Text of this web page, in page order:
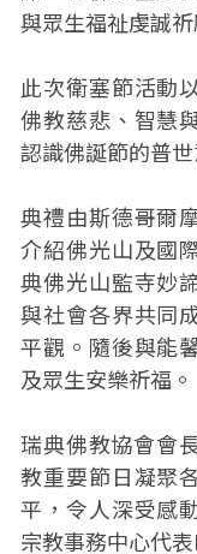
與眾生福祉虔誠祈
此次衛塞節活動
佛教慈悲、智慧
認識佛誕節的普世
典禮由斯德哥爾
介紹佛光山及國
典佛光山監寺妙
與社會各界共同
平觀。隨後與能
及眾生安樂祈福。
瑞典佛教協會會
教重要節日凝聚
平，令人深受感
宗教事務中心代